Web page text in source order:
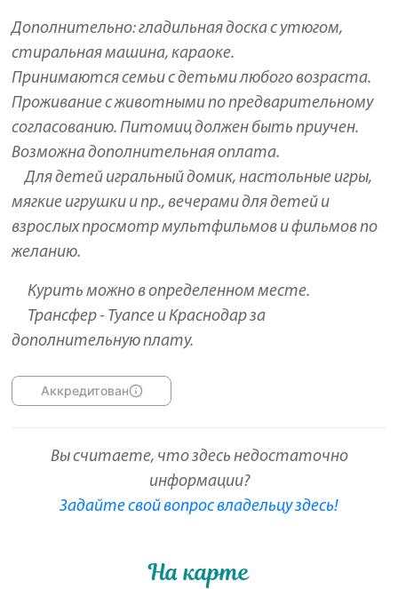
Дополнительно: гладильная доска с утюгом,
стиральная машина, караоке.
Принимаются семьи с детьми любого возраста.
Проживание с животными по предварительному
согласованию. Питомиц должен быть приучен.
Возможна дополнительная оплата.
Для детей игральный домик, настольные игры,
мягкие игрушки и пр., вечерами для детей и
взрослых просмотр мультфильмов и фильмов по
желанию.
Курить можно в определенном месте.
Трансфер - Туапсе и Краснодар за
дополнительную плату.
Аккредитован
Вы считаете, что здесь недостаточно
информации?
Задайте свой вопрос владельцу здесь!
На карте